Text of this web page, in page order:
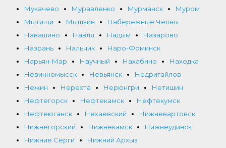
Мукачево
Муравленко Мурманск
Муром
Мытищи
Мышкин
Набережные Челны
Навашино
Навля Надым
Назарово
Назрань
Нальчик
Наро-Фоминск
Нарьян-Мар
Научный Нахабино
Находка
Невинномысск
Невьянск
Недригайлов
Нежин
Нерехта Нерюнгри
Нетишин
Нефтегорск
Нефтекамск
Нефтекумск
Нефтеюганск
Нехаевский
Нижневартовск
Нижнегорский
Нижнекамск
Нижнеудинск
Нижние Серги
Нижний Архыз